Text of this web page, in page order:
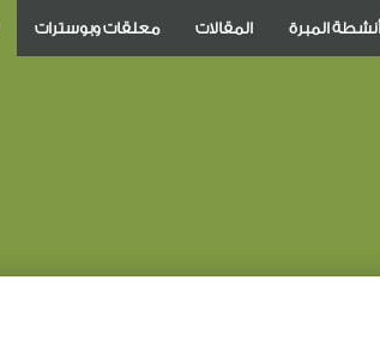
أنشطة المبرة المقالات معلقات وبوسترات